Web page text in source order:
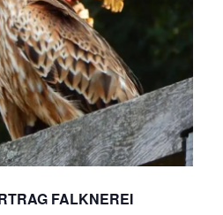
E
N
S
H
T
E
N
FALKNEREI